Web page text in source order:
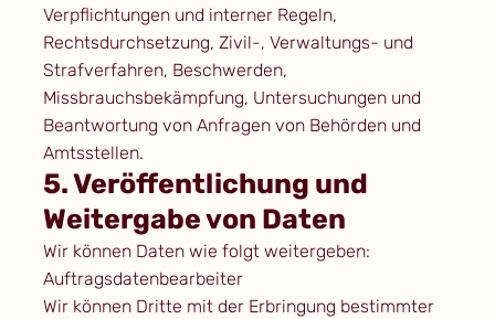
Verpflichtungen und interner Regeln,
Rechtsdurchsetzung, Zivil-, Verwaltungs- und
Strafverfahren, Beschwerden,
Missbrauchsbekämpfung, Untersuchungen und
Beantwortung von Anfragen von Behörden und
Amtsstellen.
5. Veröffentlichung und
Weitergabe von Daten
Wir können Daten wie folgt weitergeben:
Auftragsdatenbearbeiter
Wir können Dritte mit der Erbringung bestimmter